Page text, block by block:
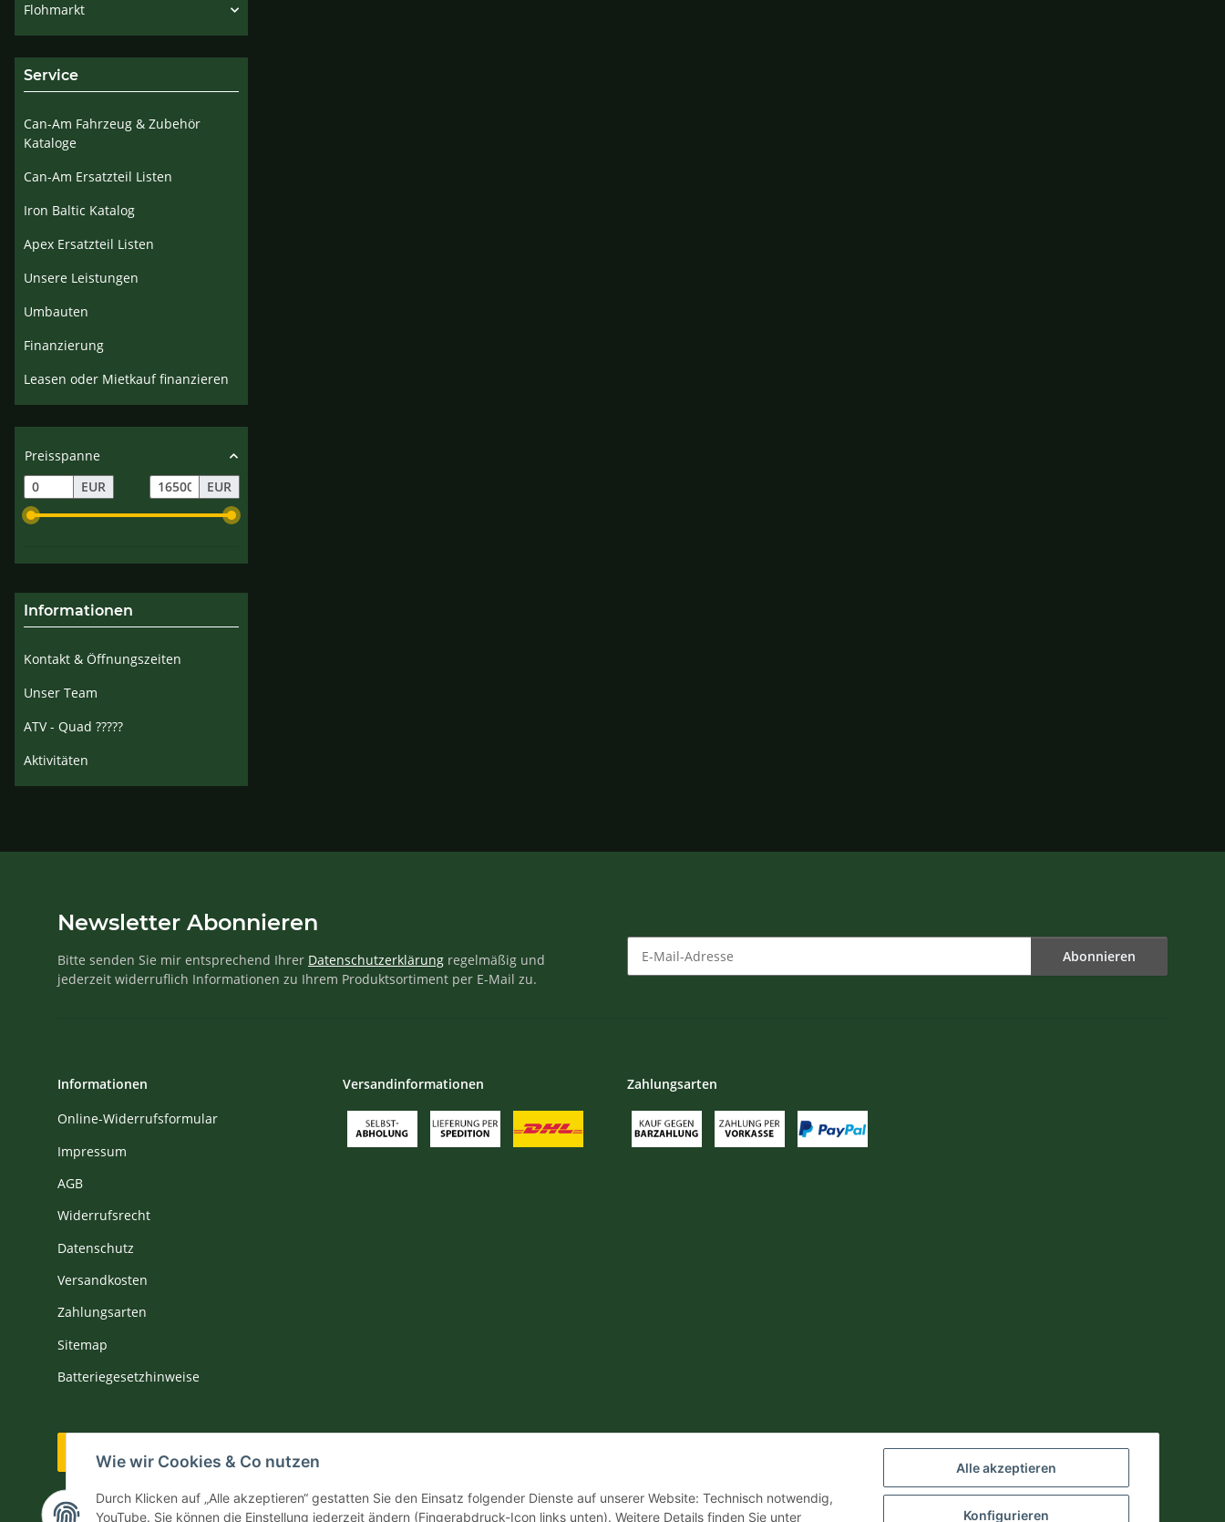
Alle akzeptieren
Konfigurieren
Wie wir Cookies & Co nutzen
Durch Klicken auf „Alle akzeptieren“ gestatten Sie den Einsatz folgender Dienste auf unserer Website: Technisch notwendig,
YouTube. Sie können die Einstellung jederzeit ändern (Fingerabdruck-Icon links unten). Weitere Details finden Sie unter
Flohmarkt
Service
Can-Am Fahrzeug & Zubehör
Kataloge
Can-Am Ersatzteil Listen
Iron Baltic Katalog
Apex Ersatzteil Listen
Unsere Leistungen
Umbauten
Finanzierung
Leasen oder Mietkauf finanzieren
Preisspanne
EUR
EUR
Informationen
Kontakt & Öffnungszeiten
Unser Team
ATV - Quad ?????
Aktivitäten
Newsletter Abonnieren
Bitte senden Sie mir entsprechend Ihrer Datenschutzerklärung regelmäßig und
jederzeit widerruflich Informationen zu Ihrem Produktsortiment per E-Mail zu.
Abonnieren
Informationen
Online-Widerrufsformular
Impressum
AGB
Widerrufsrecht
Datenschutz
Versandkosten
Zahlungsarten
Sitemap
Batteriegesetzhinweise
Versandinformationen Zahlungsarten
Vertrag widerrufen